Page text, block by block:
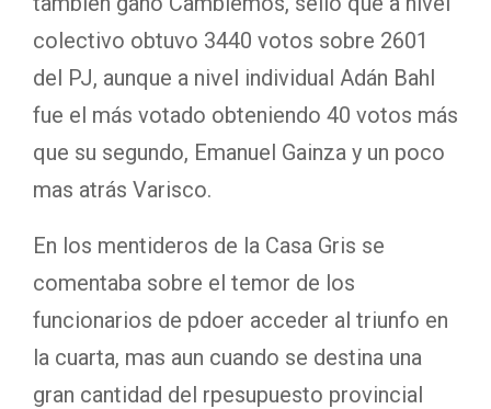
colectivo obtuvo 3440 votos sobre 2601
del PJ, aunque a nivel individual Adán Bahl
fue el más votado obteniendo 40 votos más
que su segundo, Emanuel Gainza y un poco
mas atrás Varisco.
En los mentideros de la Casa Gris se
comentaba sobre el temor de los
funcionarios de pdoer acceder al triunfo en
la cuarta, mas aun cuando se destina una
gran cantidad del rpesupuesto provincial